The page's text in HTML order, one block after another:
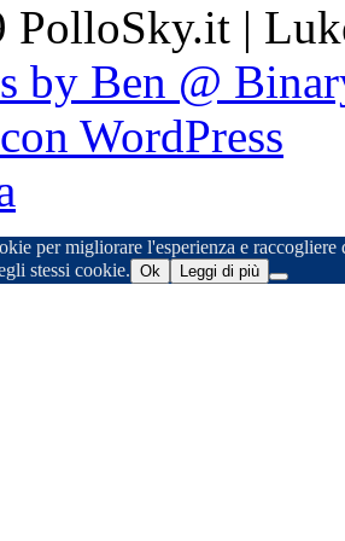
PolloSky.it |
by Ben @
WordPress
per migliorare l'esperienza e
stessi cookie. Ok Leggi di più